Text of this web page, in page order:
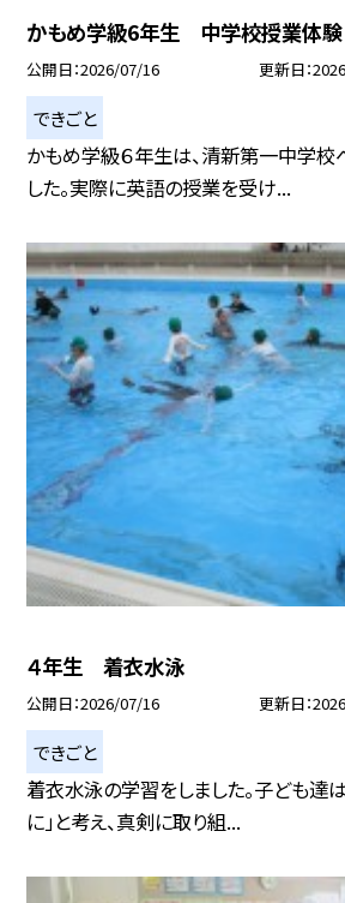
かもめ学級6年生 中学校授業体験
公開日 2026/07/16 更新日
できごと
かもめ学級６年生は、清新第一中学
した。実際に英語の授業を受け...
４年生 着衣水泳
公開日 2026/07/16 更新日
できごと
着衣水泳の学習をしました。子ども達
に」と考え、真剣に取り組...